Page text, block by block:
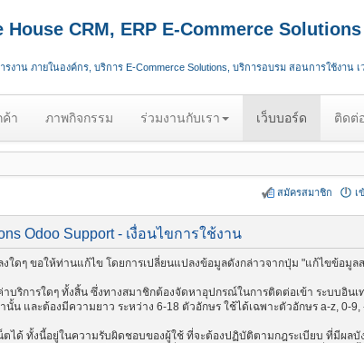
CRM, ERP E-Commerce Solutions
งาน ภายในองค์กร, บริการ E-Commerce Solutions, บริการอบรม สอนการใช้งาน เ
ค้า ภาพกิจกรรม ร่วมงานกับเรา เว็บบอร์ด ติดต่
เ
สมัครสมาชิก
Odoo Support - เงื่อนไขการใช้งาน
ดๆ ขอให้ท่านแก้ไข โดยการเปลี่ยนแปลงข้อมูลดังกล่าวจากปุ่ม "แก้ไขข้อมูล
ริการใดๆ ทั้งสิ้น ซึ่งทางสมาชิกต้องจัดหาอุปกรณ์ในการติดต่อเข้า ระบบอิน
และต้องมีความยาว ระหว่าง 6-18 ตัวอักษร ใช้ได้เฉพาะตัวอักษร a-z, 0-9,
ได้ ทั้งนี้อยู่ในความรับผิดชอบของผู้ใช้ ที่จะต้องปฏิบัติตามกฎระเบียบ ที่มีผล